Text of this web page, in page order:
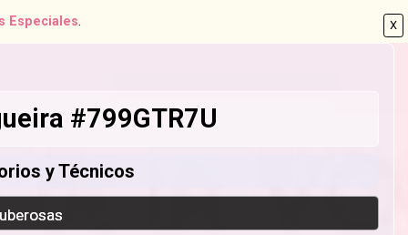
X
Especiales.
#799GTR7U
y Técnicos